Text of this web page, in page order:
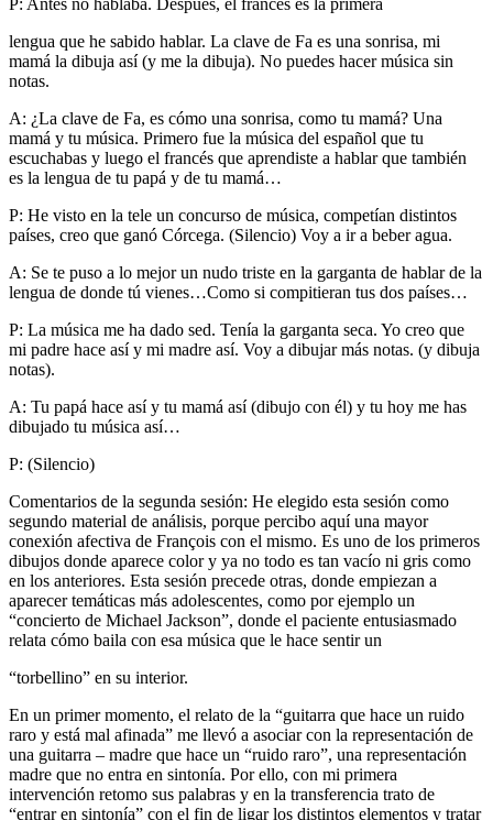
lengua que he sabido hablar. La clave de Fa es una sonrisa, mi
mamá la dibuja así (y me la dibuja). No puedes hacer música sin
notas.
A: ¿La clave de Fa, es cómo una sonrisa, como tu mamá? Una
mamá y tu música. Primero fue la música del español que tu
escuchabas y luego el francés que aprendiste a hablar que también
es la lengua de tu papá y de tu mamá…
P: He visto en la tele un concurso de música, competían distintos
países, creo que ganó Córcega. (Silencio) Voy a ir a beber agua.
A: Se te puso a lo mejor un nudo triste en la garganta de hablar de la
lengua de donde tú vienes…Como si compitieran tus dos países…
P: La música me ha dado sed. Tenía la garganta seca. Yo creo que
mi padre hace así y mi madre así. Voy a dibujar más notas. (y dibuja
notas).
A: Tu papá hace así y tu mamá así (dibujo con él) y tu hoy me has
dibujado tu música así…
P: (Silencio)
Comentarios de la segunda sesión: He elegido esta sesión como
segundo material de análisis, porque percibo aquí una mayor
conexión afectiva de François con el mismo. Es uno de los primeros
dibujos donde aparece color y ya no todo es tan vacío ni gris como
en los anteriores. Esta sesión precede otras, donde empiezan a
aparecer temáticas más adolescentes, como por ejemplo un
“concierto de Michael Jackson”, donde el paciente entusiasmado
relata cómo baila con esa música que le hace sentir un
“torbellino” en su interior.
En un primer momento, el relato de la “guitarra que hace un ruido
raro y está mal afinada” me llevó a asociar con la representación de
una guitarra – madre que hace un “ruido raro”, una representación
madre que no entra en sintonía. Por ello, con mi primera
intervención retomo sus palabras y en la transferencia trato de
“entrar en sintonía” con el fin de ligar los distintos elementos y tratar